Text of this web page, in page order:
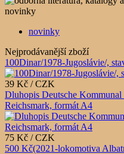
novinky
novinky
Nejprodávanější zboží
100Dinar/1978-Jugoslávie/,
39 Kč / CZK
Dluhopis Deutsche
Reichsmark, formát A4
75 Kč / CZK
500 Kč(2021-lokomotiva